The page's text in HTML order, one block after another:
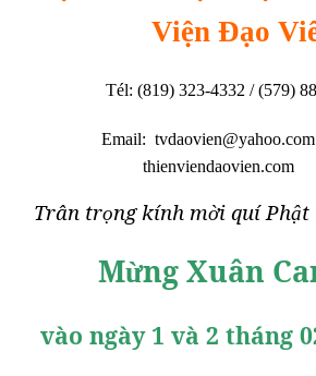
Viện Đạo
Tél: (819) 323-4332 / (579)
Email:
thienviendaovien.com
Trân trọng kính mời quí Phật
MừngXuân
vào ngày 1 và 2 tháng